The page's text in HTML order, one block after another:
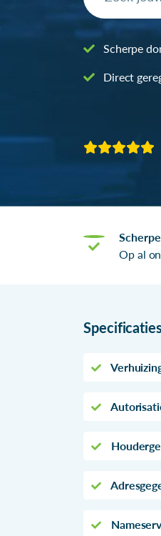
Scherpe
Direct
Op al